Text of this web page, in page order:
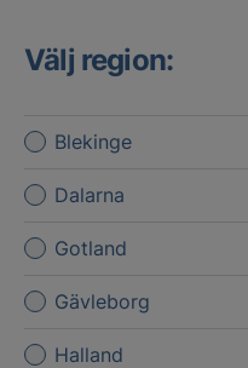
Välj region:
Blekinge
Dalarna
Gotland
Gävleborg
Halland